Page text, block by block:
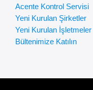
Acente Kontrol Servisi
Yeni Kurulan Şirketler
Yeni Kurulan İşletmeler
Bültenimize Katılın